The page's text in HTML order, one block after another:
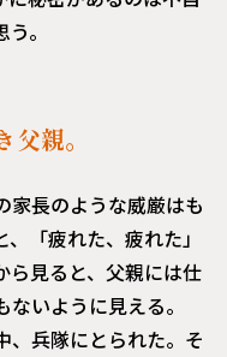
。
親。
家長のような威厳はも
「疲れた、疲れた」
ら見ると、父親には仕
いように見える。
、兵隊にとられた。そ